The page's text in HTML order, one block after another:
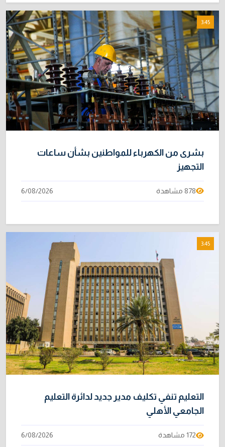
3:45
بشرى من الكهرباء للمواطنين بشأن ساعات
التجهيز
878 مشاهدة 6/08/2026
3:45
التعليم تنفي تكليف مدير جديد لدائرة التعليم
الجامعي الأهلي
172 مشاهدة 6/08/2026